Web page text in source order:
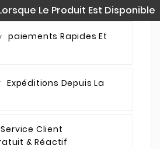
Le Produit Est Disponible
Paiements Rapides Et
Expéditions Depuis La
Service Client
& Réactif